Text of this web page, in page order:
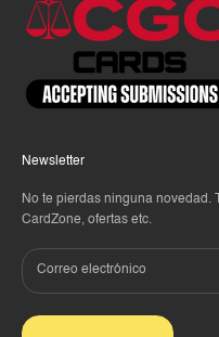
Newsletter
No te pierdas ninguna novedad.
CardZone, ofertas etc.